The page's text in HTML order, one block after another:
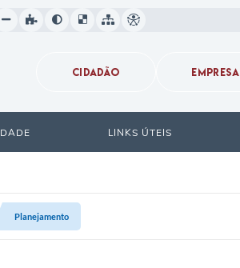
CIDADÃO EMPRESA
LINKS ÚTEIS
Planejamento